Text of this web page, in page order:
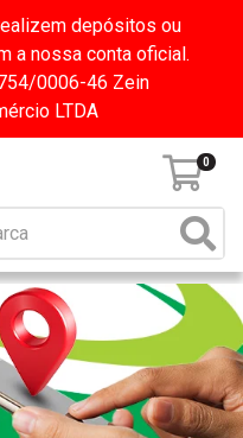
depósitos ou
a nossa conta oficial.
0006-46 Zein
LTDA
0